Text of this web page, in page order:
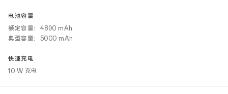
电池容量
额定容量：4890 mAh
典型容量：5000 mAh
快速充电
10 W 充电